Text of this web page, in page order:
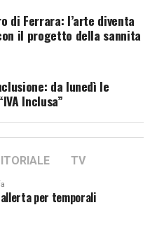
di Ferrara: l’arte diventa
il progetto della sannita
da lunedì le
Inclusa”
TV
per temporali